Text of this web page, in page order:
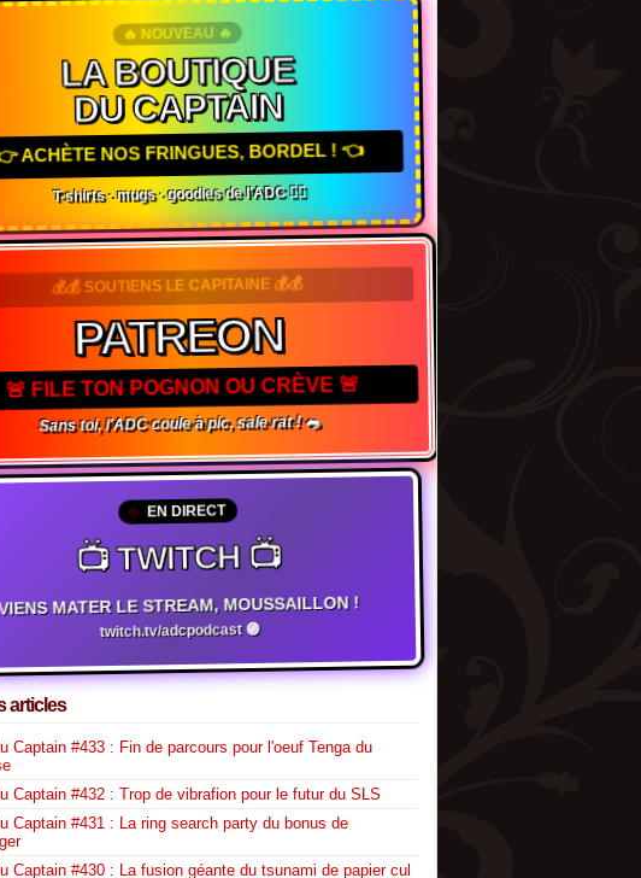
🔥 NOUVEAU 🔥
LA BOUTIQUE
DU CAPTAIN
ACHÈTE NOS FRINGUES, BORDEL ! 👈
T-shirts · mugs · goodies de l'ADC 🏴‍☠️
💰💰 SOUTIENS LE CAPITAINE 💰💰
PATREON
🚨 FILE TON POGNON OU CRÈVE 🚨
Sans toi, l'ADC coule à pic, sale rat ! 🐀
EN DIRECT
📺 TWITCH 📺
MATER LE STREAM, MOUSSAILLON !
twitch.tv/adcpodcast 🟣
articles
Captain #433 : Fin de parcours pour l'oeuf Tenga du
Captain #432 : Trop de vibrafion pour le futur du SLS
Captain #431 : La ring search party du bonus de
Captain #430 : La fusion géante du tsunami de papier cul